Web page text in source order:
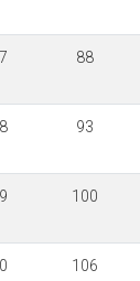
88
93
100
106